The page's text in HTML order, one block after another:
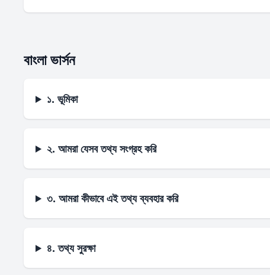
বাংলা ভার্সন
১. ভূমিকা
২. আমরা যেসব তথ্য সংগ্রহ করি
৩. আমরা কীভাবে এই তথ্য ব্যবহার করি
৪. তথ্য সুরক্ষা